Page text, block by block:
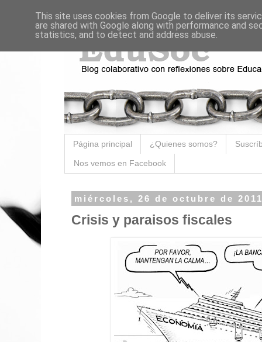
Página principal ¿Quienes somos?
Nos vemos en Facebook
miércoles, 26 de octubre de
Crisis y paraisos fiscales
This site uses cookies from Google to deliver its
are shared with Google along with performance and
statistics, and to detect and address abuse.